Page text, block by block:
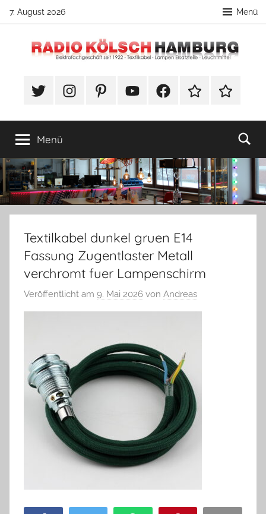
Zum
springen
7. August 2026 Menü
Radio
Hamburg
Lampenbau
#TwitterInstagramPinterestYouTubeFacebookTikTok Webshop
Menü
Textilkabel dunkel gruen E14
Fassung Zugentlaster Metall
verchromt fuer Lampenschirm
Veröffentlicht am 9. Mai 2026 von Andreas